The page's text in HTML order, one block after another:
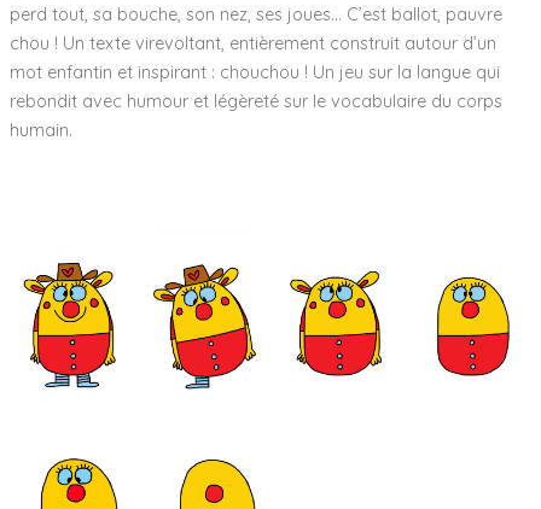
perd tout, sa bouche, son nez, ses joues… C’est ballot, pauvre
chou ! Un texte virevoltant, entièrement construit autour d’un
mot enfantin et inspirant : chouchou ! Un jeu sur la langue qui
rebondit avec humour et légèreté sur le vocabulaire du corps
humain.